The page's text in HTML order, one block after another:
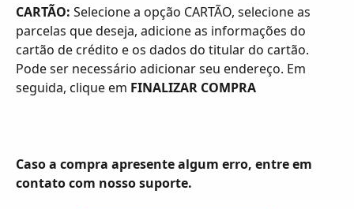
CARTÃO: Selecione a opção CARTÃO, selecione as
parcelas que deseja, adicione as informações do
cartão de crédito e os dados do titular do cartão.
Pode ser necessário adicionar seu endereço. Em
seguida, clique em FINALIZAR COMPRA
Caso a compra apresente algum erro, entre em
contato com nosso suporte.